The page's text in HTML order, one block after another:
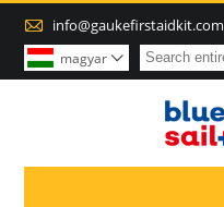
 info@gaukefirstaidkit.com
magyar 